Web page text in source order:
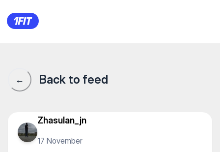
Ажар массаж орталыгы —
← Back to feed
Zhasulan_jn
17 November